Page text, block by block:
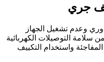
جري
وعدم تشغيل الجهاز
سلامة التوصيلات الكهربائية
واستخدام التكييف